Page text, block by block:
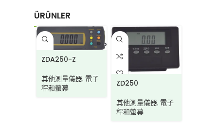
ÜRÜNLER
ZDA250-Z
其他測量儀器, 電子
秤和螢幕
ZD250
其他測量儀器, 電子
秤和螢幕